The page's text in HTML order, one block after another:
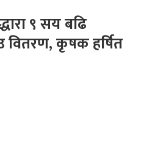
९ सय बढि
वितरण, कृषक हर्षित